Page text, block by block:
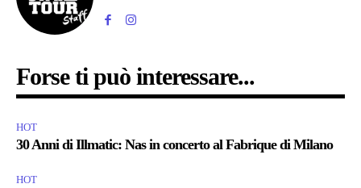
Forse ti può interessare...
HOT
30 Anni di Illmatic: Nas in concerto al Fabrique di Milano
HOT